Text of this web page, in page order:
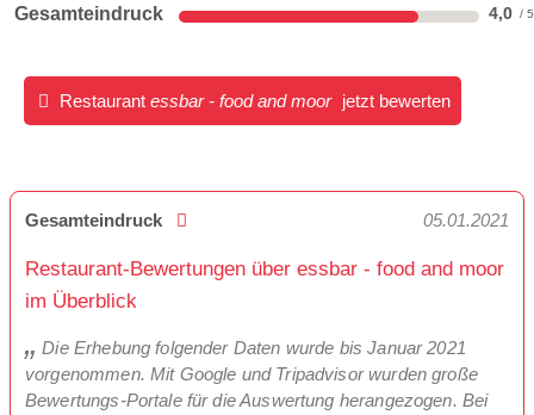
Gesamteindruck 4,0
Restaurant essbar - food and moor jetzt bewerten
Gesamteindruck 05.01.2021
Restaurant-Bewertungen über essbar - food and moor
im Überblick
Die Erhebung folgender Daten wurde bis Januar 2021
vorgenommen. Mit Google und Tripadvisor wurden große
Bewertungs-Portale für die Auswertung herangezogen. Bei